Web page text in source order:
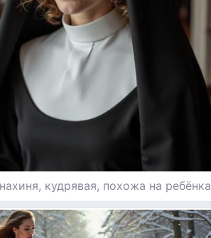
кудрявая, похожа на ребёнка